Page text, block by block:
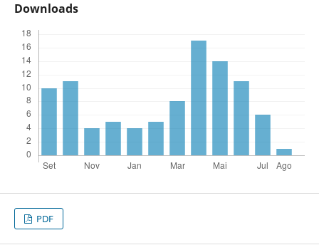
Downloads
PDF